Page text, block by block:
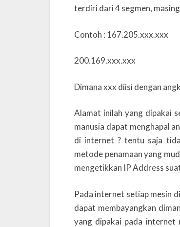
terdiri dari 4 segmen,
Contoh : 167.205.xxx.xxx
200.169.xxx.xxx
Dimana xxx diisi dengan
Alamat inilah yang dipakai
manusia dapat menghapal
di internet ? tentu saja
metode penamaan yang
mengetikkan IP Address
Pada internet setiap mesin
dapat membayangkan
yang dipakai pada